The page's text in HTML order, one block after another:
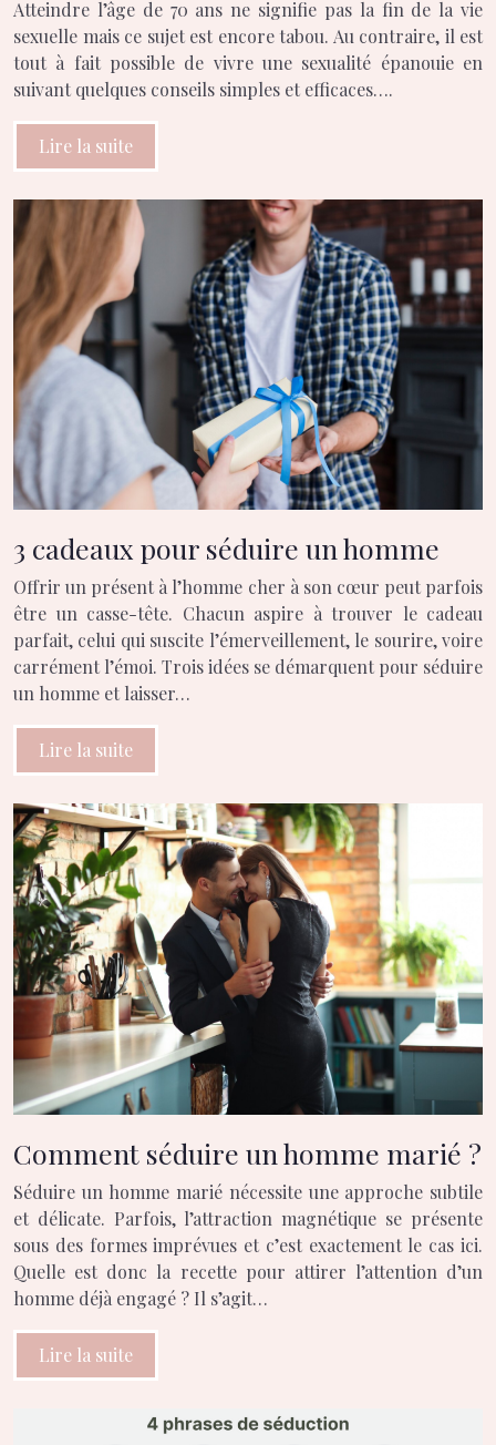
Atteindre l’âge de 70 ans ne signifie pas la fin de la vie
sexuelle mais ce sujet est encore tabou. Au contraire, il est
tout à fait possible de vivre une sexualité épanouie en
suivant quelques conseils simples et efficaces….
Lire la suite
3 cadeaux pour séduire un homme
Offrir un présent à l’homme cher à son cœur peut parfois
être un casse-tête. Chacun aspire à trouver le cadeau
parfait, celui qui suscite l’émerveillement, le sourire, voire
carrément l’émoi. Trois idées se démarquent pour séduire
un homme et laisser…
Lire la suite
Comment séduire un homme marié ?
Séduire un homme marié nécessite une approche subtile
et délicate. Parfois, l’attraction magnétique se présente
sous des formes imprévues et c’est exactement le cas ici.
Quelle est donc la recette pour attirer l’attention d’un
homme déjà engagé ? Il s’agit…
Lire la suite